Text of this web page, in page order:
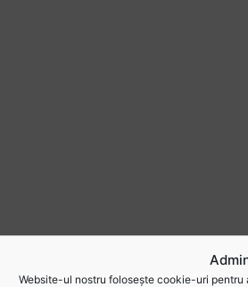
Website-ul nostru folosește cookie-uri